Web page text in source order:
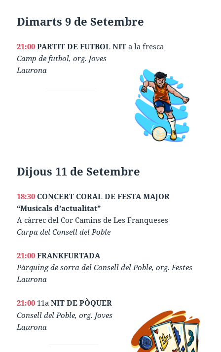
Dimarts 9 de Setembre
21:00 PARTIT DE FUTBOL NIT a la fresca
Camp de futbol, org. Joves
Laurona
Dijous 11 de Setembre
18:30 CONCERT CORAL DE FESTA MAJOR
“Musicals d’actualitat”
A càrrec del Cor Camins de Les Franqueses
Carpa del Consell del Poble
21:00 FRANKFURTADA
Pàrquing de sorra del Consell del Poble, org. Festes
Laurona
21:00 11aNIT DE PÒQUER
Consell del Poble, org. Joves
Laurona